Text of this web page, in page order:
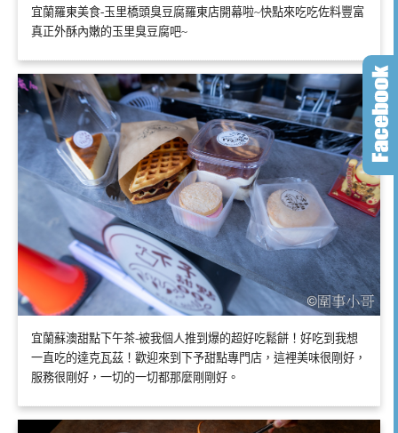
宜蘭羅東美食-玉里橋頭臭豆腐羅東店開幕啦~快點來吃吃佐料豐富
真正外酥內嫩的玉里臭豆腐吧~
宜蘭蘇澳甜點下午茶-被我個人推到爆的超好吃鬆餅！好吃到我想
一直吃的達克瓦茲！歡迎來到下予甜點專門店，這裡美味很剛好，
服務很剛好，一切的一切都那麼剛剛好。